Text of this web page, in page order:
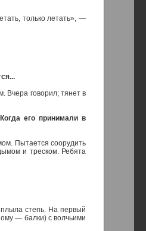
только летать», —
Вчера говорил; тянет в
его принимали в
Пытается соорудить
и треском. Ребята
степь. На первый
— балки) с волчьими